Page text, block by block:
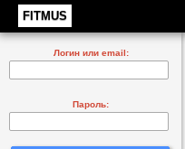
FITMUS
Логин или email:
Пароль: